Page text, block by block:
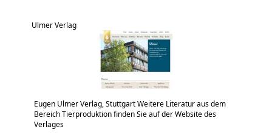
Ulmer Verlag
Eugen Ulmer Verlag, Stuttgart Weitere Literatur aus dem
Bereich Tierproduktion finden Sie auf der Website des
Verlages